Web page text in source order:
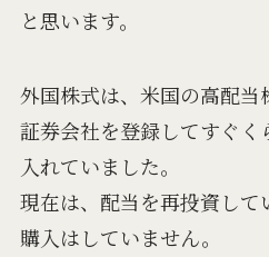
と思います。
外国株式は、米国の高配当
証券会社を登録してすぐ
入れていました。
現在は、配当を再投資し
購入はしていません。